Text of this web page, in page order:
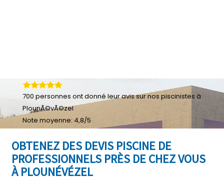
OBTENEZ DES DEVIS PISCINE DE
PROFESSIONNELS PRÈS DE CHEZ VOUS
À PLOUNÉVÉZEL
700 personnes ont donné leuravis sur nos piscinistes à
PlounÃ©vÃ©zel
Note moyenne: 4,8/5